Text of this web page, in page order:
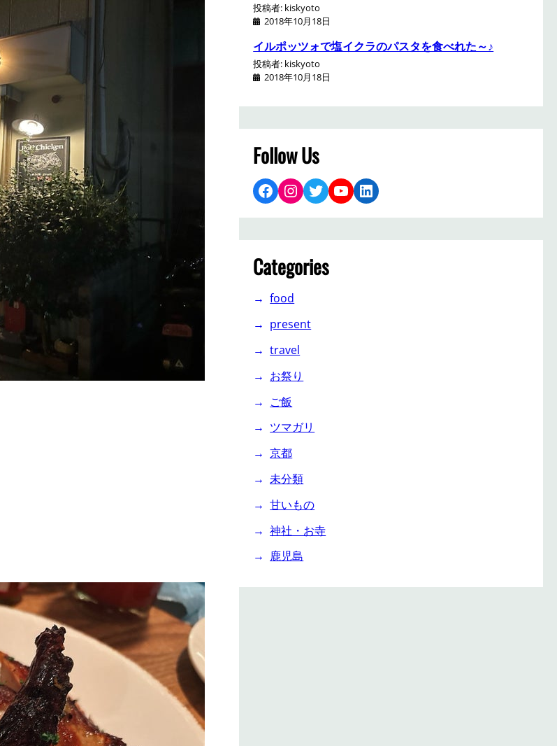
投稿者: kiskyoto
2018年10月18日
イルポッツォで塩イクラのパスタを食べれた～♪
投稿者: kiskyoto
2018年10月18日
Follow Us
Facebook Instagram Twitter YouTube LinkedIn
Categories
food
present
travel
お祭り
ご飯
ツマガリ
京都
未分類
甘いもの
神社・お寺
鹿児島